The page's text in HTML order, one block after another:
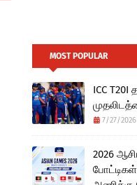
MOST POPULAR
ICC
7/27/
2026